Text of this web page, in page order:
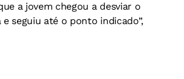
a jovem chegou a desviar o
seguiu até o ponto indicado”,